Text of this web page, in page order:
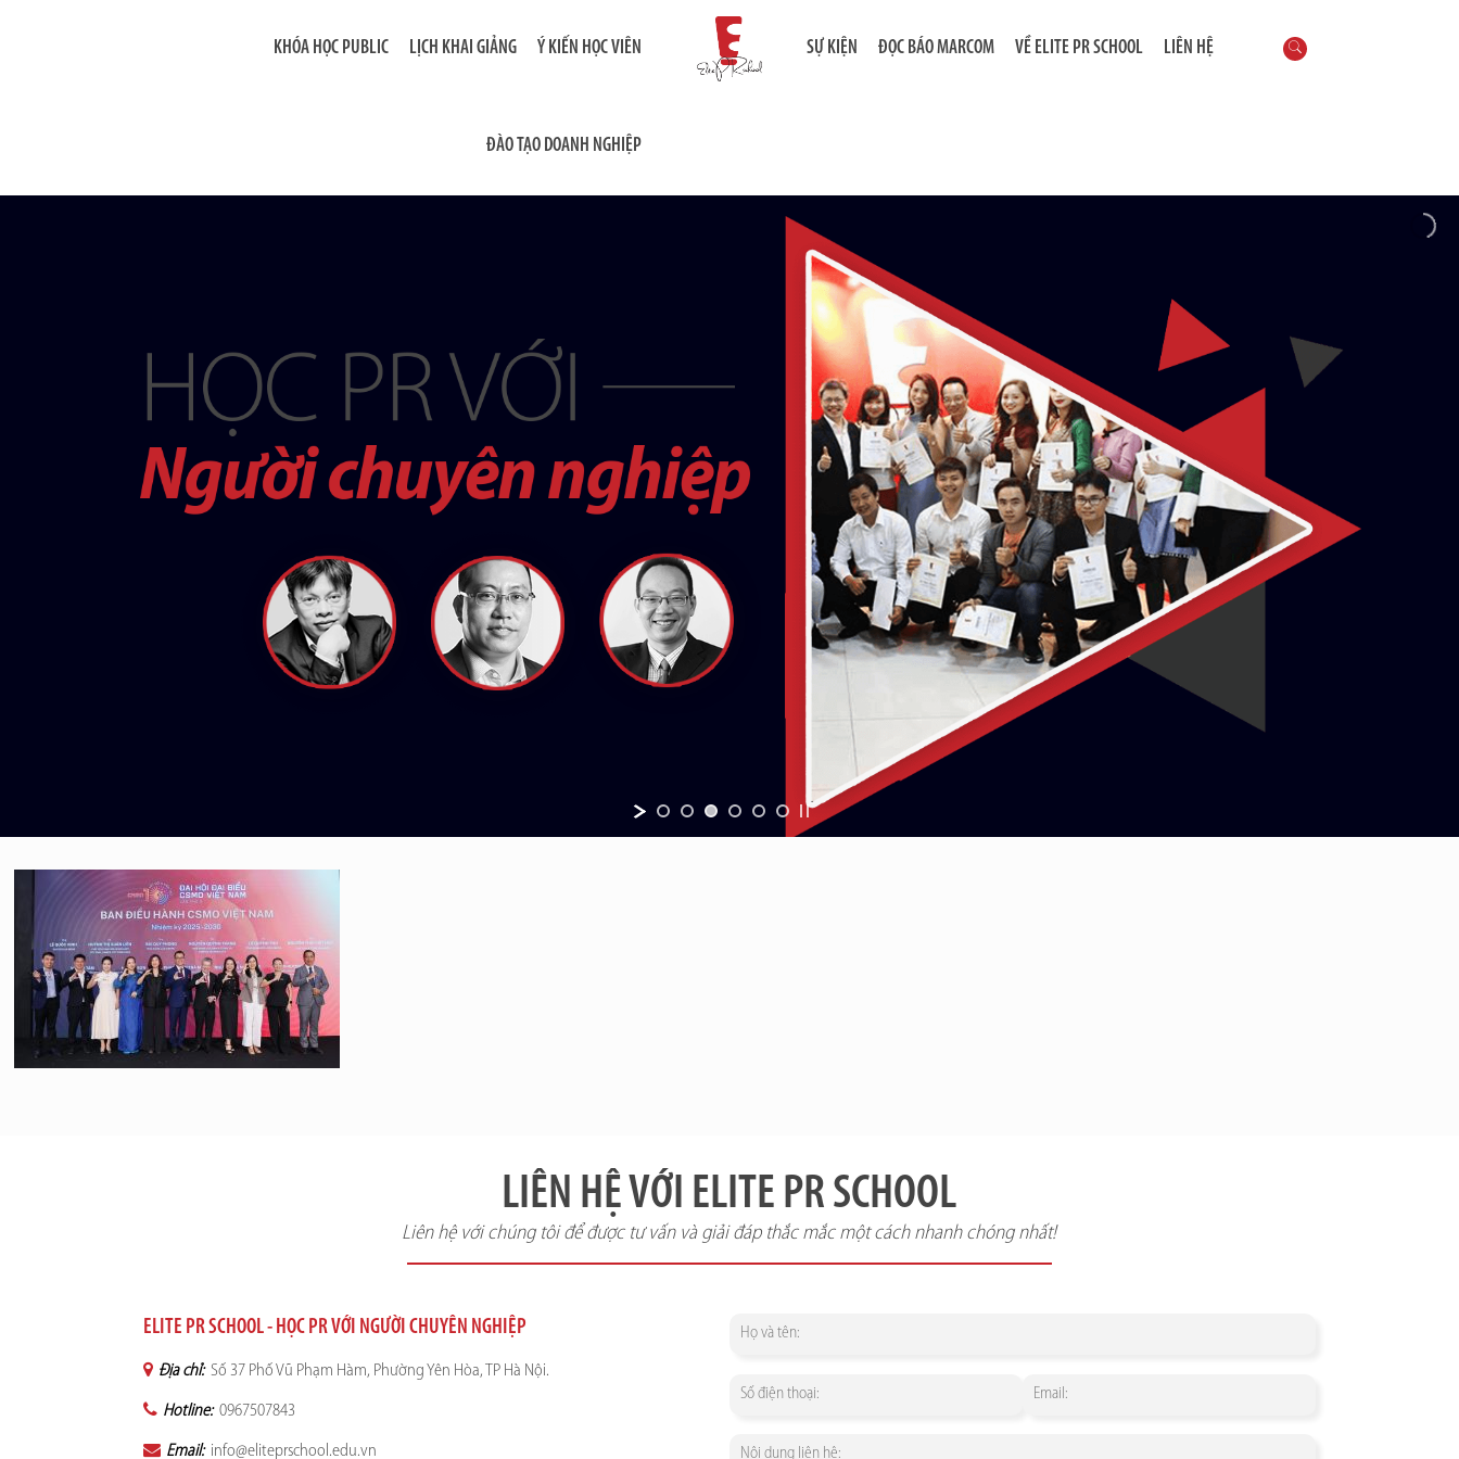
KHÓA HỌC PUBLIC LỊCH KHAI GIẢNG Ý KIẾN HỌC VIÊN
ĐÀO TẠO DOANH NGHIỆP
SỰ KIỆN ĐỌC BÁO MARCOM VỀ ELITE PR SCHOOL LIÊN HỆ
LIÊN HỆ VỚI ELITE PR SCHOOL
Liên hệ với chúng tôi để được tư vấn và giải đáp thắc mắc một cách nhanh chóng nhất!
ELITE PR SCHOOL - HỌC PR VỚI NGƯỜI CHUYÊN NGHIỆP
Địa chỉ: Số 37 Phố Vũ Phạm Hàm, Phường Yên Hòa, TP Hà Nội.
Hotline: 0967507843
Email: info@eliteprschool.edu.vn